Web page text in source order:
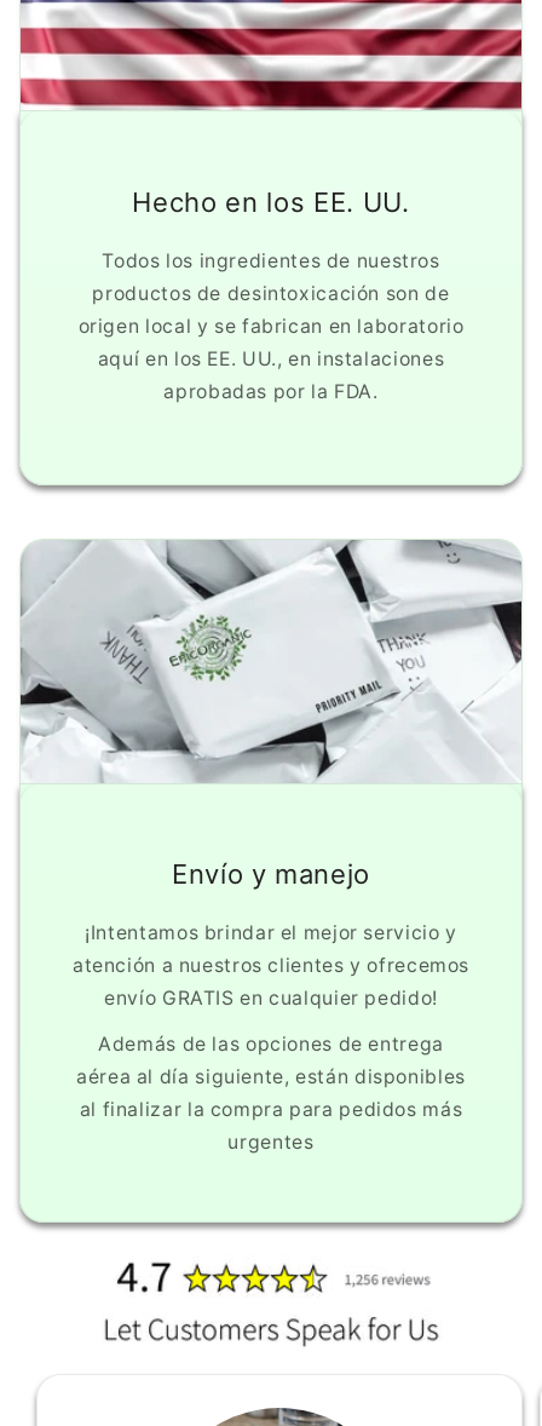
Hecho en los EE. UU.
Todos los ingredientes de nuestros
productos de desintoxicación son de
origen local y se fabrican en laboratorio
aquí en los EE. UU., en instalaciones
aprobadas por la FDA.
Envío y manejo
¡Intentamos brindar el mejor servicio y
atención a nuestros clientes y ofrecemos
envío GRATIS en cualquier pedido!
Además de las opciones de entrega
aérea al día siguiente, están disponibles
al finalizar la compra para pedidos más
urgentes